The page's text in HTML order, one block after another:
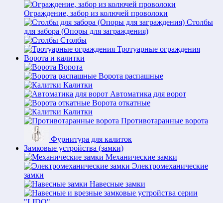
Ограждение, забор из колючей проволоки
Столбы
для забора (Опоры для заграждения)
Столбы
Тротуарные ограждения
Ворота и калитки
Ворота
Ворота распашные
Калитки
Автоматика для ворот
Ворота откатные
Калитки
Противотаранные ворота
Фурнитура для калиток
Замковые устройства (замки)
Механические замки
Электромеханические
замки
Навесные замки